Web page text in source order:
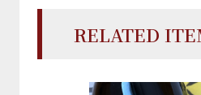
RELATED